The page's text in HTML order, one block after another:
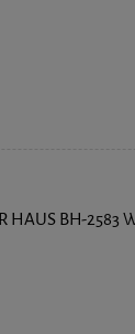
HAUS BH-2583